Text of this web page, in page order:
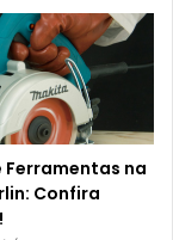
Ferramentas na
Confira